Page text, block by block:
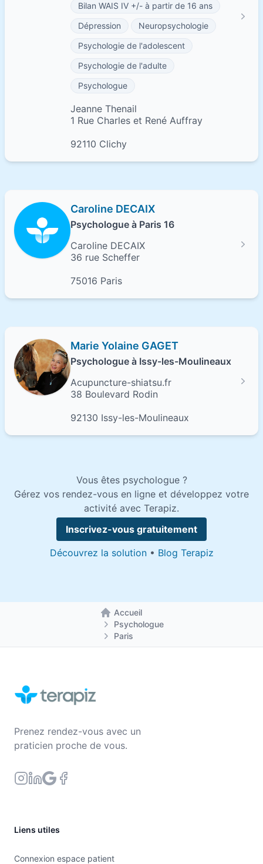
Bilan WAIS IV +/- à partir de 16 ans
Dépression
Neuropsychologie
Psychologie de l'adolescent
Psychologie de l'adulte
Psychologue
Jeanne Thenail
1 Rue Charles et René Auffray
92110 Clichy
Caroline DECAIX
Psychologue à Paris 16
Caroline DECAIX
36 rue Scheffer
75016 Paris
Marie Yolaine GAGET
Psychologue à Issy-les-Moulineaux
Acupuncture-shiatsu.fr
38 Boulevard Rodin
92130 Issy-les-Moulineaux
Vous êtes psychologue ?
Gérez vos rendez-vous en ligne et développez votre
activité avec Terapiz.
Inscrivez-vous gratuitement
Découvrez la solution• Blog Terapiz
Accueil
Retour à la page d'accueil
Psychologue
Paris
Prenez rendez-vous avec un
praticien proche de vous.
Liens utiles
Connexion espace patient